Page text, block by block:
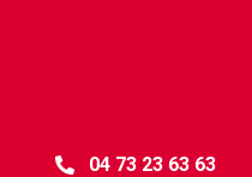
04 73 23 63 63